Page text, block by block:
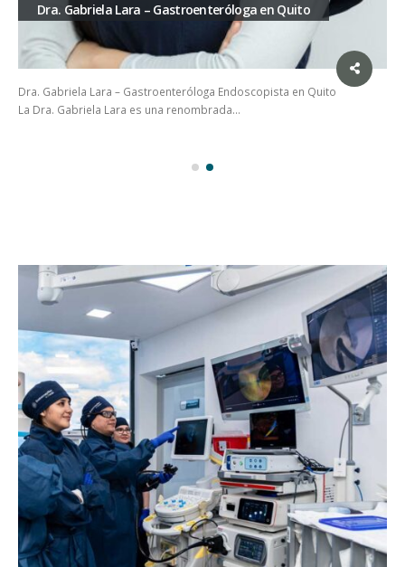
Dra. Gabriela Lara – Gastroenteróloga en Quito
Dra. Gabriela Lara – Gastroenteróloga Endoscopista en Quito
La Dra. Gabriela Lara es una renombrada…